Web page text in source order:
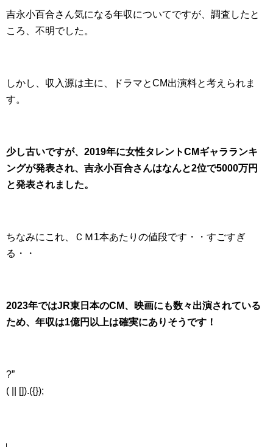
吉永小百合さん気になる年収についてですが、調査したと
ころ、不明でした。
しかし、収入源は主に、ドラマとCM出演料と考えられま
す。
少し古いですが、2019年に女性タレントCMギャラランキ
ングが発表され、吉永小百合さんはなんと2位で5000万円
と発表されました。
ちなみにこれ、ＣＭ1本あたりの値段です・・すごすぎ
る・・
2023年ではJR東日本のCM、映画にも数々出演されている
ため、年収は1億円以上は確実にありそうです！
?”
( || []).({});